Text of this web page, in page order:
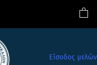
Είσοδος μελών